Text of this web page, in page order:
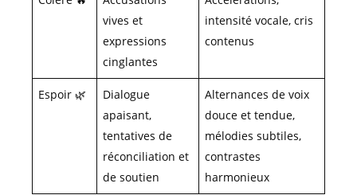
vives et
expressions
cinglantes
intensité vocale, cris
contenus
Espoir 🌿
Dialogue
apaisant,
tentatives de
réconciliation et
de soutien
Alternances de voix
douce et tendue,
mélodies subtiles,
contrastes
harmonieux